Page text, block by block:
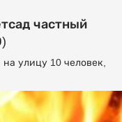
частный
улицу 10 человек,